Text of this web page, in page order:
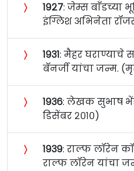
〉 १९२७: जेम्स बाँडच्या
इंग्लिश अभिनेता
〉 १९३१: मैहर घराण्याचे
बॅनर्जी यांचा जन्म.
〉 १९३६: लेखक सुभाष
डिसेंबर २०१०)
〉 १९३९: राल्फ लॉरेन
राल्फ लॉरेन यांचा